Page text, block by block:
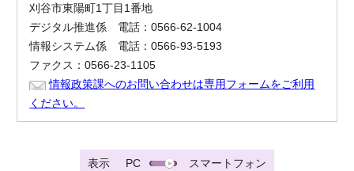
刈谷市東陽町1丁目1番地
デジタル推進係 電話：0566-62-1004
情報システム係 電話：0566-93-5193
ファクス：0566-23-1105
情報政策課へのお問い合わせは専用フォームをご利用
ください。
表示 PC スマートフォン